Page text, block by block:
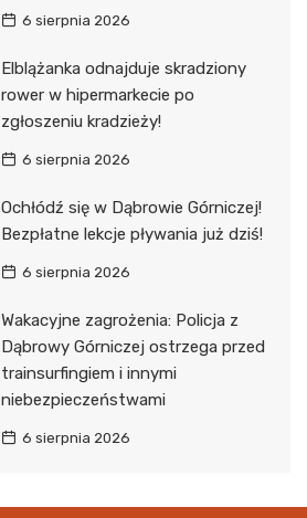
6 sierpnia 2026
Elblążanka odnajduje skradziony
rower w hipermarkecie po
zgłoszeniu kradzieży!
6 sierpnia 2026
Ochłódź się w Dąbrowie Górniczej!
Bezpłatne lekcje pływania już dziś!
6 sierpnia 2026
Wakacyjne zagrożenia: Policja z
Dąbrowy Górniczej ostrzega przed
trainsurfingiem i innymi
niebezpieczeństwami
6 sierpnia 2026